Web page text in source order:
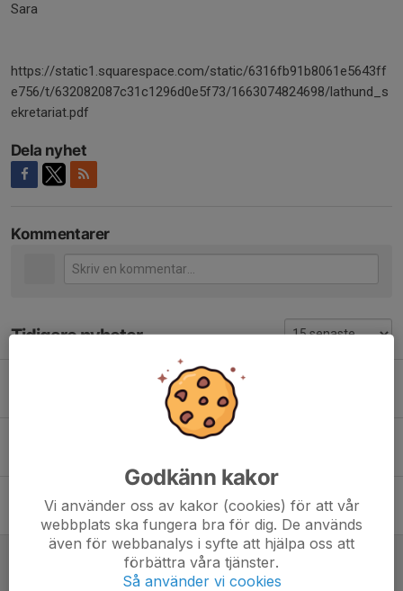
Sara
https://static1.squarespace.com/static/6316fb91b8061e5643ff
e756/t/632082087c31c1296d0e5f73/1663074824698/lathund_s
ekretariat.pdf
Dela nyhet
Kommentarer
Tidigare nyheter
Utomhusträning inställd ❌
0
28 mar 2024 0
Lathund sekretariat
9 mar 2024
Godkänn kakor
Vi använder oss av kakor (cookies) för att vår
webbplats ska fungera bra för dig. De används
även för webbanalys i syfte att hjälpa oss att
förbättra våra tjänster.
Så använder vi cookies